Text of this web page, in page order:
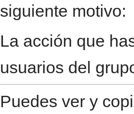
siguiente motivo:
La acción que
usuarios del
Puedes ver y